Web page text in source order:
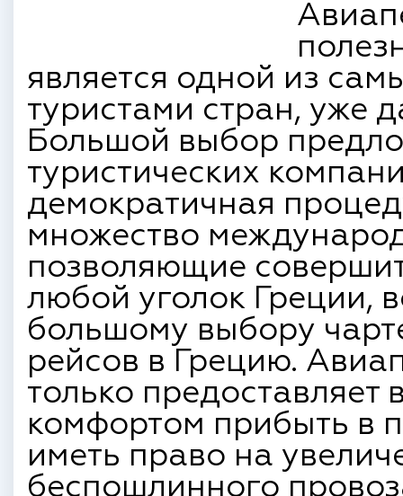
является одной из
туристами стран, уже
Большой выбор
туристических
демократичная
множество
позволяющие
любой уголок Греции,
большому выбору
рейсов в Грецию.
только предоставляет
комфортом прибыть в
иметь право на
беспошлинного